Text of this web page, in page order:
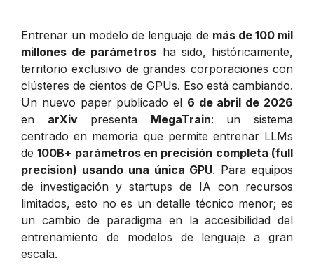
Entrenar un modelo de lenguaje de más de 100 mil
millones de parámetros ha sido, históricamente,
territorio exclusivo de grandes corporaciones con
clústeres de cientos de GPUs. Eso está cambiando.
Un nuevo paper publicado el 6 de abril de 2026
en arXivpresenta MegaTrain: un sistema
centrado en memoria que permite entrenar LLMs
de100B+ parámetros en precisión completa (full
precision) usando una única GPU. Para equipos
de investigación y startups de IA con recursos
limitados, esto no es un detalle técnico menor; es
un cambio de paradigma en la accesibilidad del
entrenamiento de modelos de lenguaje a gran
escala.